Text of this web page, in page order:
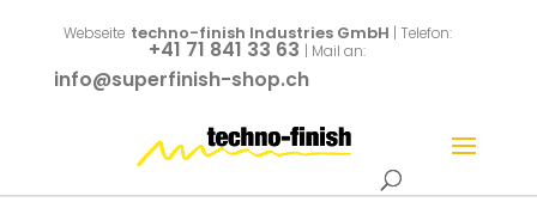
Webseite techno-finish Industries GmbH | Telefon:
+41 71 841 33 63 | Mail an:
info@superfinish-shop.ch